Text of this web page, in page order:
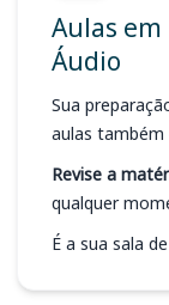
Aulas em
Áudio
Sua
aulas
Revise a
qualquer
É a sua sala